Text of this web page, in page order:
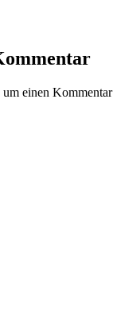
um einen